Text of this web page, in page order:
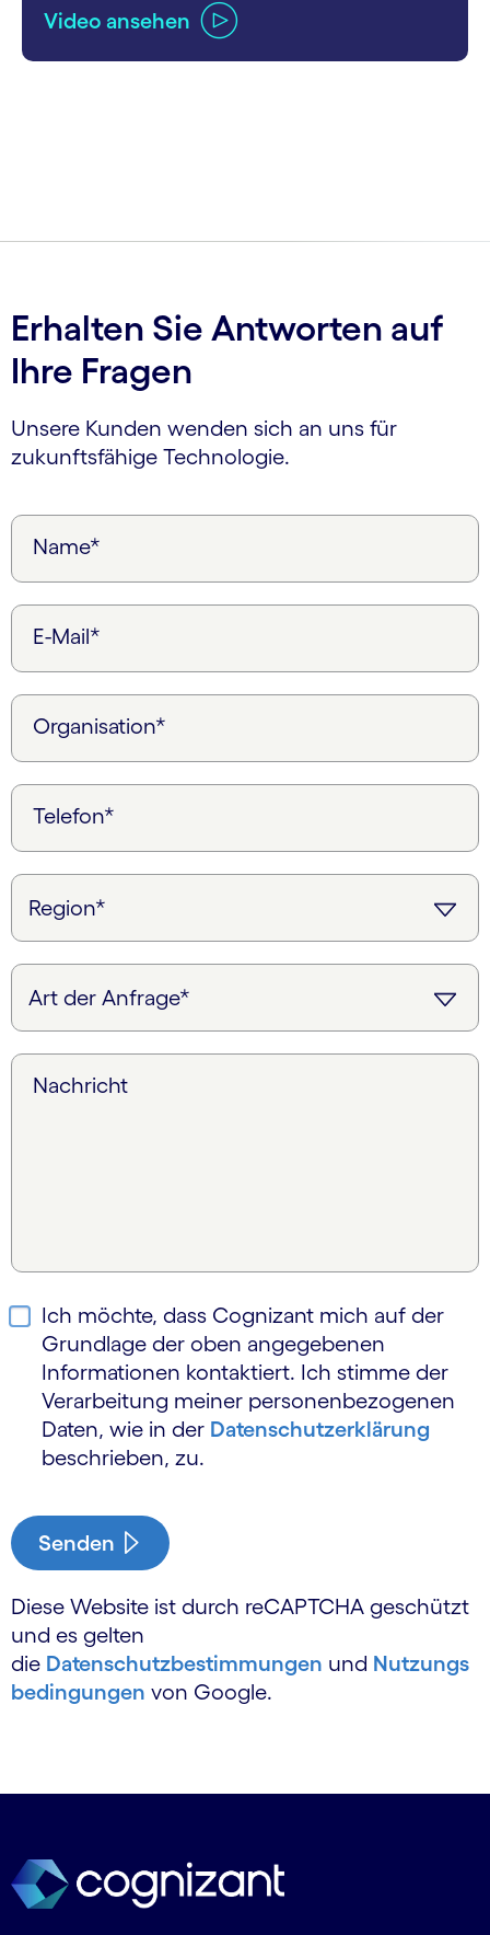
Video ansehen
Erhalten Sie Antworten auf
Ihre Fragen
Unsere Kunden wenden sich an uns für
zukunftsfähige Technologie.
Name*
E-Mail*
Organisation*
Telefon*
Nachricht
Ich möchte, dass Cognizant mich auf der
Grundlage der oben angegebenen
Informationen kontaktiert. Ich stimme der
Verarbeitung meiner personen­bezogenen
Daten, wie in der Daten­schutz­erklärung
beschrieben, zu.
Senden
Diese Website ist durch reCAPTCHA geschützt
und es gelten
die Datenschutzbestimmungen und Nutzungs
bedingungen von Google.